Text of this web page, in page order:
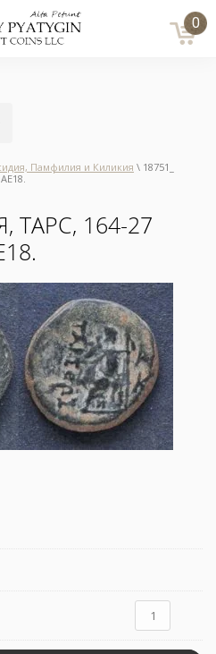
0
Памфилия и Киликия \ 18751_
ТАРС, 164-27